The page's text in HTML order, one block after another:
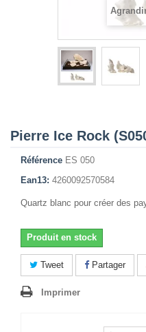
Pierre Ice Rock
Référence ES 050
Ean13: 4260092570584
Quartz blanc pour créer des
Produit en stock
Tweet Partager
Imprimer